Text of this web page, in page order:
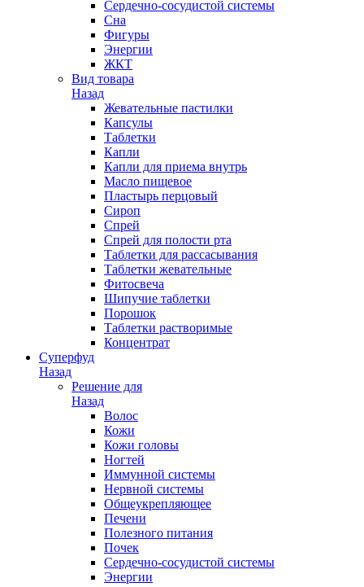
Сердечно-сосудистой системы
Сна
Фигуры
Энергии
ЖКТ
Вид товара
Назад
Жевательные пастилки
Капсулы
Таблетки
Капли
Капли для приема внутрь
Масло пищевое
Пластырь перцовый
Сироп
Спрей
Спрей для полости рта
Таблетки для рассасывания
Таблетки жевательные
Фитосвеча
Шипучие таблетки
Порошок
Таблетки растворимые
Концентрат
Суперфуд
Назад
Решение для
Назад
Волос
Кожи
Кожи головы
Ногтей
Иммунной системы
Нервной системы
Общеукрепляющее
Печени
Полезного питания
Почек
Сердечно-сосудистой системы
Энергии